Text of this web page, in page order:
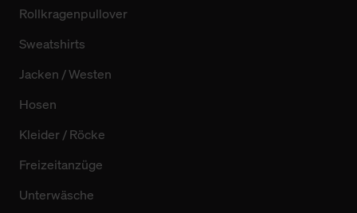
Rollkragenpullover
Sweatshirts
Jacken / Westen
Hosen
Kleider / Röcke
Freizeitanzüge
Unterwäsche